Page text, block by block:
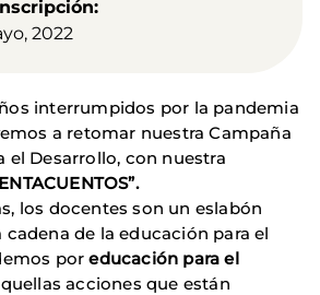
2022
interrumpidos por la pandemia
a retomar nuestra Campaña
el Desarrollo, con nuestra
los docentes son un eslabón
de la educación para el
poreducación para el
acciones que están